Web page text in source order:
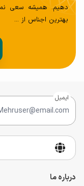
دهیم. همیشه سعی‌
بهترین اجناس از ...
درباره ما
ایمیل